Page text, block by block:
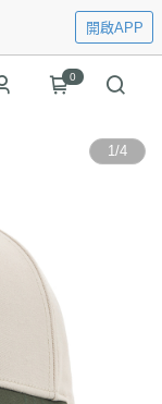
開啟APP
0
1/4